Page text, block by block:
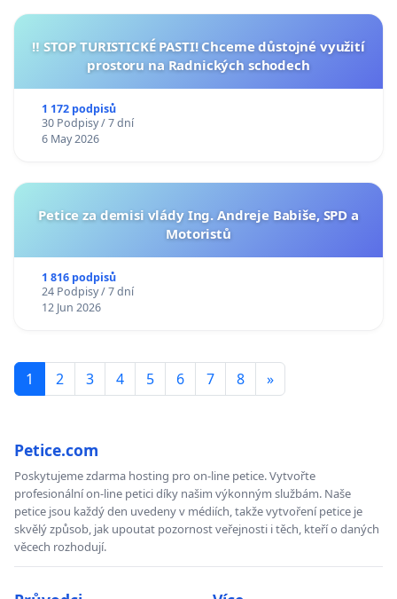
‼️ STOP TURISTICKÉ PASTI! Chceme důstojné využití
prostoru na Radnických schodech
1 172 podpisů
30 Podpisy / 7 dní
6 May 2026
Petice za demisi vlády Ing. Andreje Babiše, SPD a
Motoristů
1 816 podpisů
24 Podpisy / 7 dní
12 Jun 2026
1 2 3 4 5 6 7 8 »
Petice.com
Poskytujeme zdarma hosting pro on-line petice. Vytvořte
profesionální on-line petici díky našim výkonným službám. Naše
petice jsou každý den uvedeny v médiích, takže vytvoření petice je
skvělý způsob, jak upoutat pozornost veřejnosti i těch, kteří o daných
věcech rozhodují.